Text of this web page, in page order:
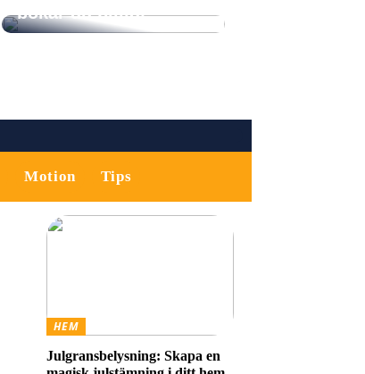
bokar du billigt
Motion Tips
HEM
Julgransbelysning: Skapa en